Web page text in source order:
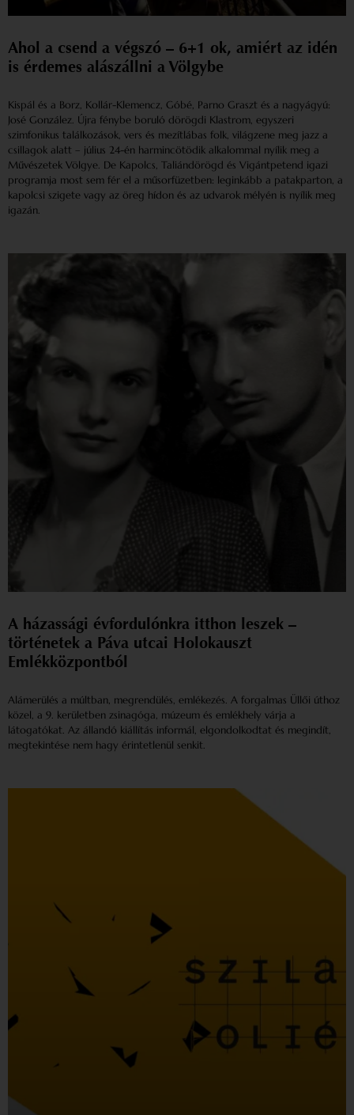
Ahol a csend a végszó – 6+1 ok, amiért az idén
is érdemes alászállni a Völgybe
Kispál és a Borz, Kollár-Klemencz, Góbé, Parno Graszt és a nagyágyú:
José González. Újra fénybe boruló dörögdi Klastrom, egyszeri
szimfonikus találkozások, vers és mezítlábas folk, világzene meg jazz a
csillagok alatt – július 24-én harmincötödik alkalommal nyílik meg a
Művészetek Völgye. De Kapolcs, Taliándörögd és Vigántpetend igazi
programja most sem fér el a műsorfüzetben: leginkább a patakparton, a
kapolcsi szigete vagy az öreg hídon és az udvarok mélyén is nyílik meg
igazán.
A házassági évfordulónkra itthon leszek –
történetek a Páva utcai Holokauszt
Emlékközpontból
Alámerülés a múltban, megrendülés, emlékezés. A forgalmas Üllői úthoz
közel, a 9. kerületben zsinagóga, múzeum és emlékhely várja a
látogatókat. Az állandó kiállítás informál, elgondolkodtat és megindít,
megtekintése nem hagy érintetlenül senkit.